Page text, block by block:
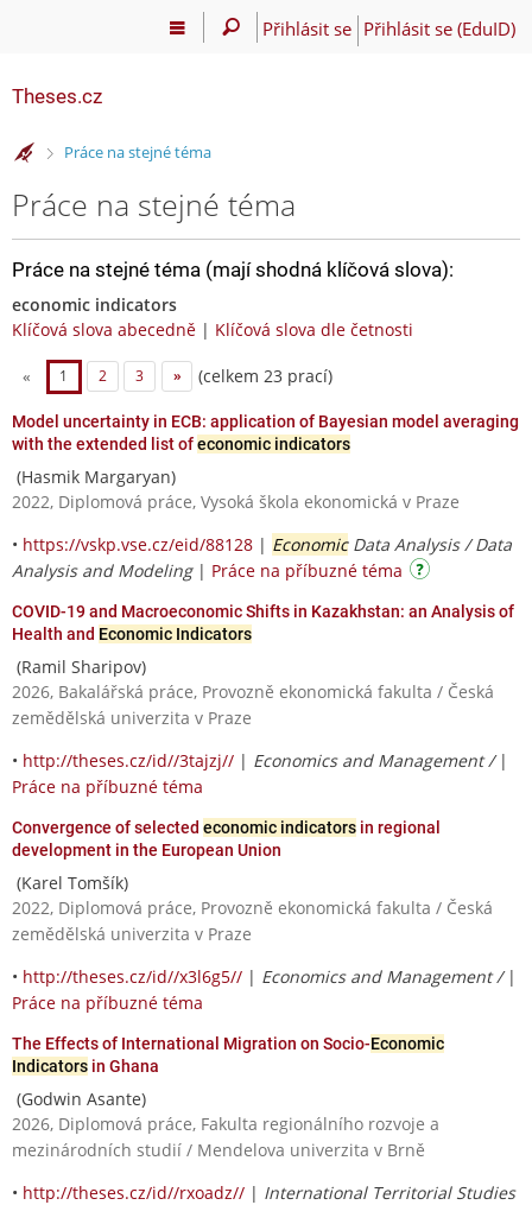
Přihlásit se Přihlásit se (EduID)
Theses.cz
>Práce na stejné téma
Práce na stejné téma
Práce na stejné téma (mají shodná klíčová slova):
economic indicators
Klíčová slova abecedně | Klíčová slova dle četnosti
« 1 2 3 » (celkem 23 prací)
Model uncertainty in ECB: application of Bayesian model averaging
with the extended list ofeconomic indicators
(Hasmik Margaryan)
2022, Diplomová práce, Vysoká škola ekonomická v Praze
• https://vskp.vse.cz/eid/88128 | EconomicData Analysis / Data
Analysis and Modeling| Práce na příbuzné téma
COVID-19 and Macroeconomic Shifts in Kazakhstan: an Analysis of
Health and Economic Indicators
(Ramil Sharipov)
2026, Bakalářská práce, Provozně ekonomická fakulta / Česká
zemědělská univerzita v Praze
• http://theses.cz/id//3tajzj// | Economics and Management / |
Práce na příbuzné téma
Convergence of selected economic indicators in regional
development in the European Union
(Karel Tomšík)
2022, Diplomová práce, Provozně ekonomická fakulta / Česká
zemědělská univerzita v Praze
• http://theses.cz/id//x3l6g5// | Economics and Management / |
Práce na příbuzné téma
The Effects of International Migration on Socio-Economic
Indicators in Ghana
(Godwin Asante)
2026, Diplomová práce, Fakulta regionálního rozvoje a
mezinárodních studií / Mendelova univerzita v Brně
• http://theses.cz/id//rxoadz// | International Territorial Studies